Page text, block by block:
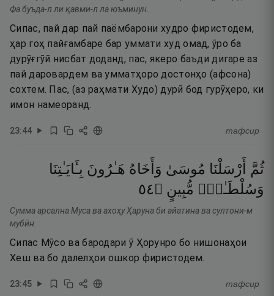
Фа буъда-л ли қавми-л ла юъминун.
Сипас, пай дар пай паёмбарони худро фиристодем,
ҳар гоҳ пайғамбаре бар уммати худ омад, ӯро ба
дурӯғгӯӣ нисбат доданд, пас, якеро баъди дигаре аз
пай даровардем ва умматҳоро достонҳо (афсона)
сохтем. Пас, (аз раҳмати Худо) дурӣ бод гурӯҳеро, ки
имон намеоранд.
23:44 тафсир
ثُمَّ أَرْسَلْنَا مُوسَىٰ وَأَخَاهُ هَـٰرُونَ بِـَٔايَـٰتِنَا
وَسُلْطَـٰنٍۢ مُّبِينٍ ۝٤٥
Сумма арсална Муса ва ахоҳу Ҳаруна би айатина ва султони-м
мубӣн.
Сипас Мӯсо ва бародари ӯ Ҳорунро бо нишонаҳои
Хеш ва бо далелҳои ошкор фиристодем.
23:45 тафсир